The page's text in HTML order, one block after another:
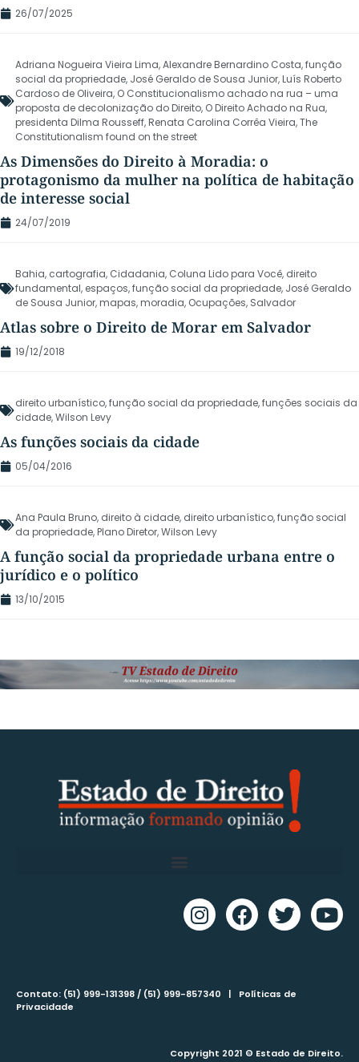
26/07/2025
Adriana Nogueira Vieira Lima,Alexandre Bernardino Costa,função
social da propriedade, José Geraldo de Sousa Junior,Luís Roberto
Cardoso de Oliveira, O Constitucionalismo achado na rua – uma
proposta de decolonização do Direito, O Direito Achado na Rua,
presidenta Dilma Rousseff,Renata Carolina Corrêa Vieira,The
Constitutionalism found on the street
As Dimensões do Direito à Moradia: o
protagonismo da mulher na política de habitação
de interesse social
24/07/2019
Bahia, cartografia, Cidadania, Coluna Lido para Você, direito
fundamental, espaços,função social da propriedade, José Geraldo
de Sousa Junior,mapas,moradia, Ocupações, Salvador
Atlas sobre o Direito de Morar em Salvador
19/12/2018
direito urbanístico,função social da propriedade,funções sociais da
cidade,Wilson Levy
As funções sociais da cidade
05/04/2016
Ana Paula Bruno, direito à cidade, direito urbanístico,função social
da propriedade,Plano Diretor,Wilson Levy
A função social da propriedade urbana entre o
jurídico e o político
13/10/2015
Contato: (51) 999-131398 / (51) 999-857340 | Políticas de
Privacidade
Copyright 2021 © Estado de Direito.